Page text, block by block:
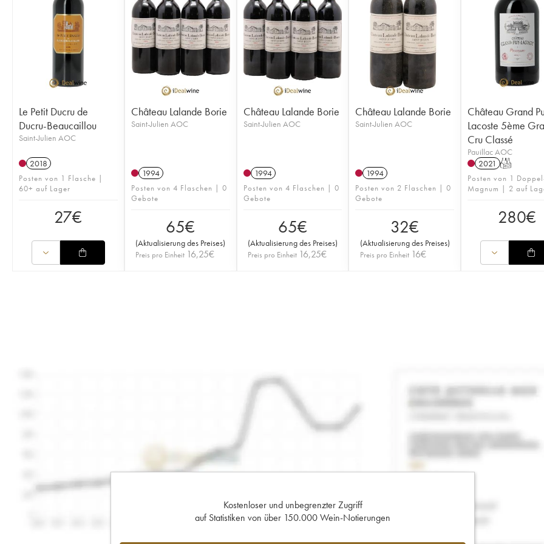
Le Petit Ducru de
Ducru-Beaucaillou
Saint-Julien AOC
2018
Posten von 1 Flasche |
60+ auf Lager
27€
Château Lalande Borie
Saint-Julien AOC
1994
Posten von 4 Flaschen | 0
Gebote
65€
(Aktualisierung des Preises)
Preis pro Einheit 16,25€
Château Lalande Borie
Saint-Julien AOC
1994
Posten von 4 Flaschen | 0
Gebote
65€
(Aktualisierung des Preises)
Preis pro Einheit 16,25€
Château Lalande Borie
Saint-Julien AOC
1994
Posten von 2 Flaschen | 0
Gebote
32€
(Aktualisierung des Preises)
Preis pro Einheit 16€
Château Grand
Lacoste 5ème
Cru Classé
Pauillac AOC
2021 T
Posten von 1
Magnum | 2 auf
280€
Kostenloser und unbegrenzter Zugriff
auf Statistiken von über 150.000 Wein-Notierungen